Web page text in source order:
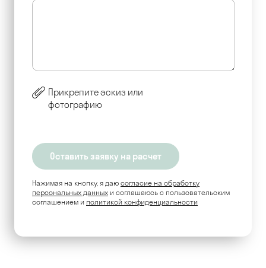
Прикрепите эскиз или
фотографию
Нажимая на кнопку, я даю согласие на обработку
персональных данных и соглашаюсь c пользовательским
соглашением и политикой конфиденциальности